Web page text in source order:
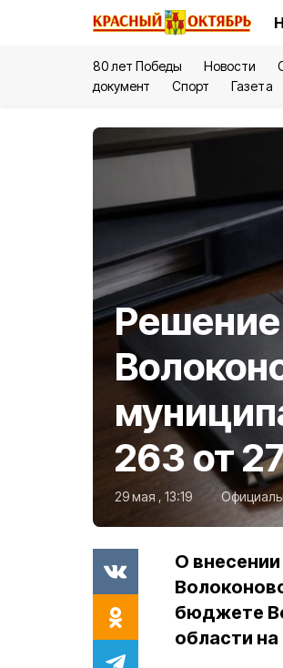
80 лет Победы Новости
документ
Спорт Газета
Решение
263 от
29 мая , 13:19
О
бюджете
области